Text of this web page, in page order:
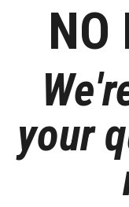
NO
your